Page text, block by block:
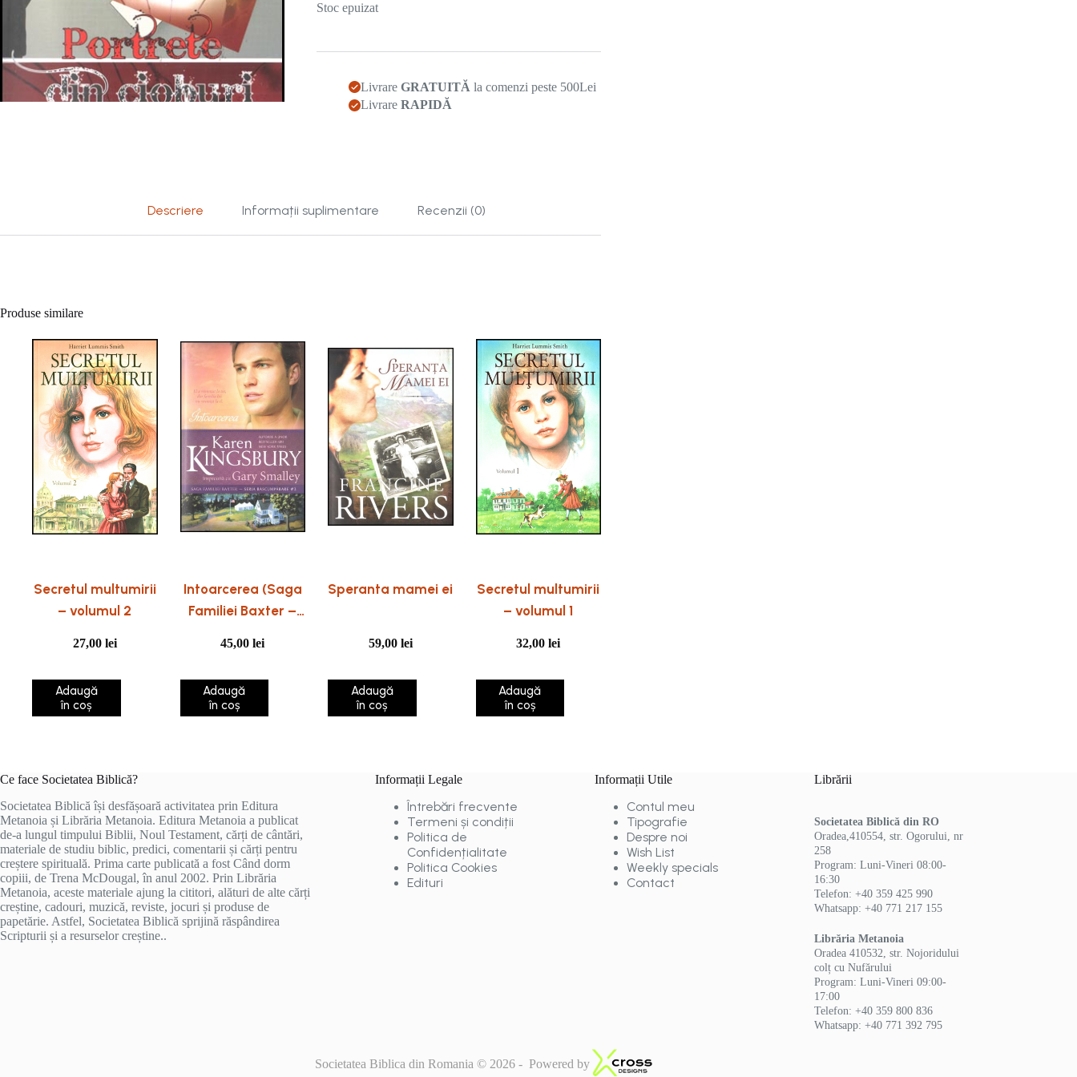
Stoc epuizat
Livrare GRATUITĂ la comenzi peste 500Lei
Livrare RAPIDĂ
Descriere Informații suplimentare Recenzii (0)
Produse similare
Secretul multumirii
– volumul 2
27,00 lei
Adaugă
în coș
Intoarcerea (Saga
Familiei Baxter –
Rascumparare –
45,00lei
Adaugă
în coș
Speranta mamei ei
59,00 lei
Adaugă
în coș
Secretul multumirii
– volumul 1
32,00lei
Adaugă
în coș
Ce face Societatea Biblică?
Societatea Biblică își desfășoară activitatea prin Editura
Metanoia și Librăria Metanoia. Editura Metanoia a publicat
de-a lungul timpului Biblii, Noul Testament, cărți de cântări,
materiale de studiu biblic, predici, comentarii și cărți pentru
creștere spirituală. Prima carte publicată a fost Când dorm
copiii, de Trena McDougal, în anul 2002. Prin Librăria
Metanoia, aceste materiale ajung la cititori, alături de alte cărți
creștine, cadouri, muzică, reviste, jocuri și produse de
papetărie. Astfel, Societatea Biblică sprijină răspândirea
Scripturii și a resurselor creștine..
Informații Legale
Întrebări frecvente
Termeni și condiții
Politica de
Confidențialitate
Politica Cookies
Edituri
Informații Utile
Contul meu
Tipografie
Despre noi
Wish List
Weekly specials
Contact
Librării
Societatea Biblică din RO
Oradea,410554, str. Ogorului, nr
258
Program: Luni-Vineri 08:00-
16:30
Telefon: +40 359 425 990
Whatsapp: +40 771 217 155
Librăria Metanoia
Oradea 410532, str. Nojoridului
colț cu Nufărului
Program: Luni-Vineri 09:00-
17:00
Telefon: +40 359 800 836
Whatsapp: +40 771 392 795
Societatea Biblica din Romania © 2026 - Powered by